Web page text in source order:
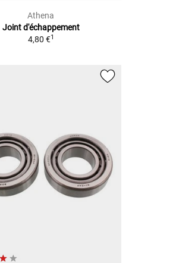
Athena
Joint d'échappement
4,80 €1